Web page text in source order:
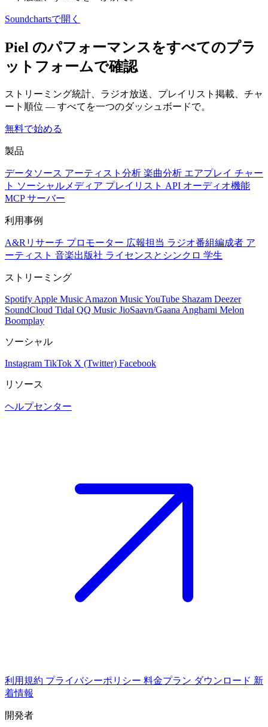
Soundchartsで開く
Piel のパフォーマンスをすべてのプラ
ットフォームで確認
ストリーミング統計、ラジオ放送、プレイリスト掲載、チャ
ート順位 — すべてを一つのダッシュボードで。
無料で始める
製品
データソース アーティスト分析 楽曲分析 エアプレイ チャー
ト ソーシャルメディア プレイリスト API オーディオ機能
MCP サーバー
利用事例
A&Rリサーチ プロモーター 広報担当 ラジオ番組編成者 ア
ーティスト 音楽出版社 ライセンスとシンクロ 学生
ストリーミング
Spotify Apple Music Amazon MusicYouTube Shazam Deezer
SoundCloud Tidal QQ Music JioSaavn/Gaana Anghami Melon
Boomplay
ソーシャル
Instagram TikTok X (Twitter) Facebook
リソース
ヘルプセンター
利用規約 プライバシーポリシー 料金プラン ダウンロード 新
着情報
開発者